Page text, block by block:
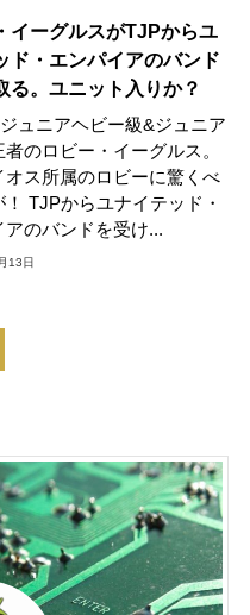
イーグルスがTJPからユ
ド・エンパイアのバンド
る。ユニット入りか？
ュニアヘビー級&ジュニア
者のロビー・イーグルス。
オス所属のロビーに驚くべ
！ TJPからユナイテッド・
アのバンドを受け...
13日